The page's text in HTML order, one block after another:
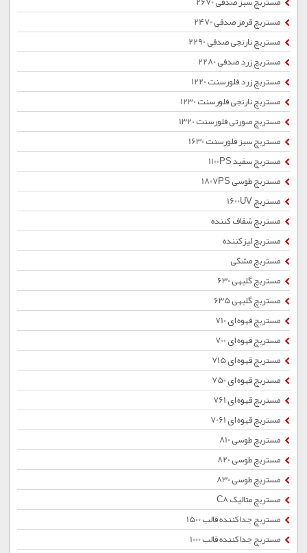
مستربچ قرمز صدفی 2470
مستربچ نارنجی صدفی 2290
مستربچ زرد صدفی 2280
مستربچ زرد فلورسنت 1220
مستربچ نارنجی فلورسنت 1230
مستربچ صورتی فلورسنت 1320
مستربچ سبز فلورسنت 1630
مستربچ سفید 1100PS
مستربچ طوسی 1807PS
مستربچ 1600UV
مستربچ شفاف کننده
مستربچ لیزکننده
مستربچ مشکی
مستربچ گلبهی 630
مستربچ گلبهی 635
مستربچ قهوه ای 710
مستربچ قهوه ای 700
مستربچ قهوه ای 715
مستربچ قهوه ای 750
مستربچ قهوه ای 761
مستربچ قهوه ای 7061
مستربچ طوسی 810
مستربچ طوسی 820
مستربچ طوسی 830
مستربچ متالیک C8
مستربچ جداکننده قالب 1500
مستربچ جداکننده قالب 1000